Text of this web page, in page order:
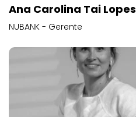
Ana Carolina Tai Lopes
NUBANK - Gerente